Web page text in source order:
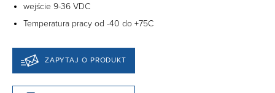
wejście 9-36 VDC
Temperatura pracy od -40 do +75C
ZAPYTAJ O PRODUKT